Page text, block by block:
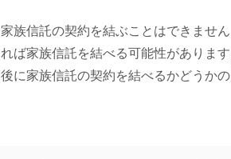
族信託の契約を結ぶことはできません
ば家族信託を結べる可能性があります
に家族信託の契約を結べるかどうか